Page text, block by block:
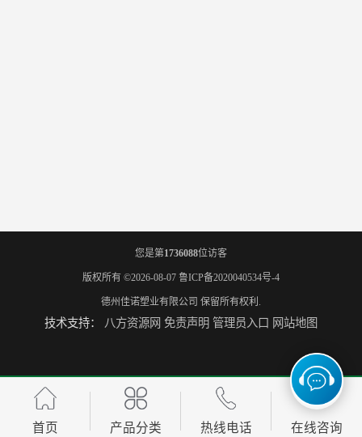
您是第1736088位访客
版权所有 ©2026-08-07 鲁ICP备2020040534号-4
德州佳诺塑业有限公司 保留所有权利.
技术支持： 八方资源网 免责声明 管理员入口 网站地图
首页 产品分类 热线电话 在线咨询